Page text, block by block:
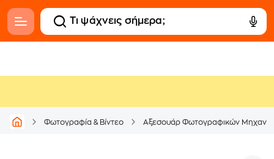
Φωτογραφία & Βίντεο Αξεσουάρ Φωτογραφικών